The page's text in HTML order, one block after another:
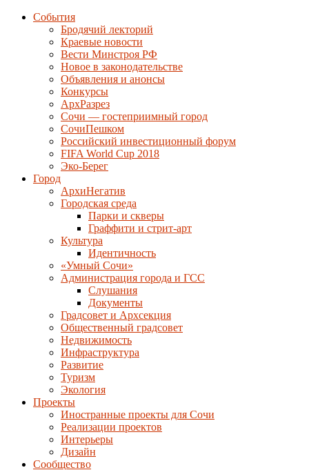
События
Бродячий лекторий
Краевые новости
Вести Минстроя РФ
Новое в законодательстве
Объявления и анонсы
Конкурсы
АрхРазрез
Сочи — гостеприимный город
СочиПешком
Российский инвестиционный форум
FIFA World Cup 2018
Эко-Берег
Город
АрхиНегатив
Городская среда
Парки и скверы
Граффити и стрит-арт
Культура
Идентичность
«Умный Сочи»
Администрация города и ГСС
Слушания
Документы
Градсовет и Архсекция
Общественный градсовет
Недвижимость
Инфраструктура
Развитие
Туризм
Экология
Проекты
Иностранные проекты для Сочи
Реализации проектов
Интерьеры
Дизайн
Сообщество